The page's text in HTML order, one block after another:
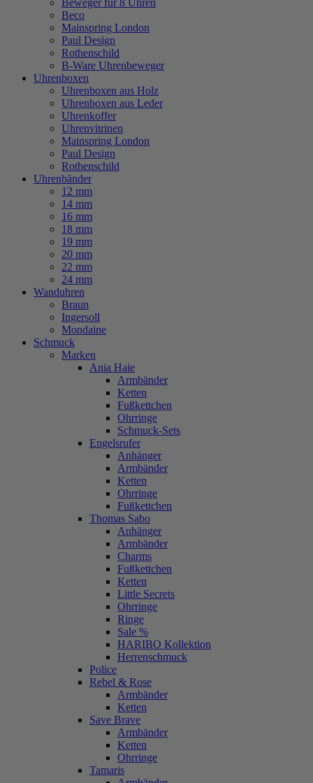
Beweger für 8 Uhren
Beco
Mainspring London
Paul Design
Rothenschild
B-Ware Uhrenbeweger
Uhrenboxen
Uhrenboxen aus Holz
Uhrenboxen aus Leder
Uhrenkoffer
Uhrenvitrinen
Mainspring London
Paul Design
Rothenschild
Uhrenbänder
12 mm
14 mm
16 mm
18 mm
19 mm
20 mm
22 mm
24 mm
Wanduhren
Braun
Ingersoll
Mondaine
Schmuck
Marken
Ania Haie
Armbänder
Ketten
Fußkettchen
Ohrringe
Schmuck-Sets
Engelsrufer
Anhänger
Armbänder
Ketten
Ohrringe
Fußkettchen
Thomas Sabo
Anhänger
Armbänder
Charms
Fußkettchen
Ketten
Little Secrets
Ohrringe
Ringe
Sale %
HARIBO Kollektion
Herrenschmuck
Police
Rebel & Rose
Armbänder
Ketten
Save Brave
Armbänder
Ketten
Ohrringe
Tamaris